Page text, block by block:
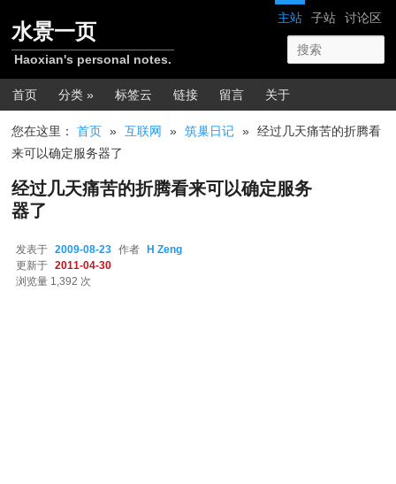
网站导航
主站 子站 讨论区
水景一页
Haoxian's personal notes.
主菜单
首页 分类 » 标签云 链接 留言 关于
您在这里：首页 » 互联网 » 筑巢日记 » 经过几天痛苦的折腾看
来可以确定服务器了
经过几天痛苦的折腾看来可以确定服务
器了
发表于 2009-08-23 作者
H Zeng
更新于
2011-04-30
浏览量 1,392 次